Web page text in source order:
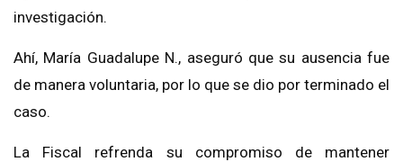
investigación.
Ahí, María Guadalupe N., aseguró que su ausencia fue
de manera voluntaria, por lo que se dio por terminado el
caso.
La Fiscal refrenda su compromiso de mantener